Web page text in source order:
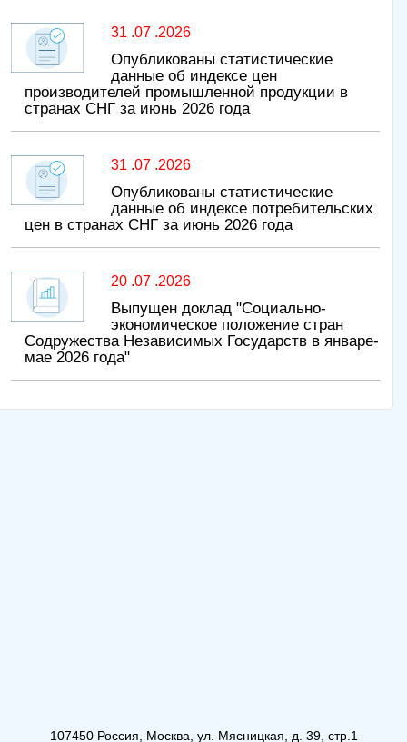
31 .07 .2026
Опубликованы статистические
данные об индексе цен
производителей промышленной продукции в
странах СНГ за июнь 2026 года
31 .07 .2026
Опубликованы статистические
данные об индексе потребительских
цен в странах СНГ за июнь 2026 года
20 .07 .2026
Выпущен доклад "Социально-
экономическое положение стран
Содружества Независимых Государств в январе-
мае 2026 года"
107450 Россия, Москва, ул. Мясницкая, д. 39, стр.1